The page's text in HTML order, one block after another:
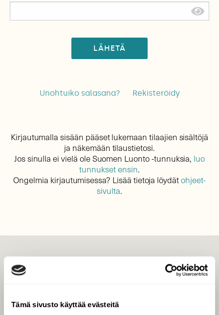
Tämä sivusto käyttää evästeitä
LÄHETÄ
Unohtuiko salasana? Rekisteröidy
Kirjautumalla sisään pääset lukemaan tilaajien sisältöjä
ja näkemään tilaustietosi.
Jos sinulla ei vielä ole Suomen Luonto -tunnuksia, luo
tunnukset ensin.
Ongelmia kirjautumisessa? Lisää tietoja löydätohjeet-
sivulta.
Tilaa digilukuoikeus